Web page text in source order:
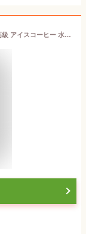
水出しコーヒー パック 35g 10袋入 約50杯分 高級 アイスコーヒー 水出し パック 水だし コーヒー 珈琲 コールドブリュー スペシャルティコーヒー マメーズ焙煎工房